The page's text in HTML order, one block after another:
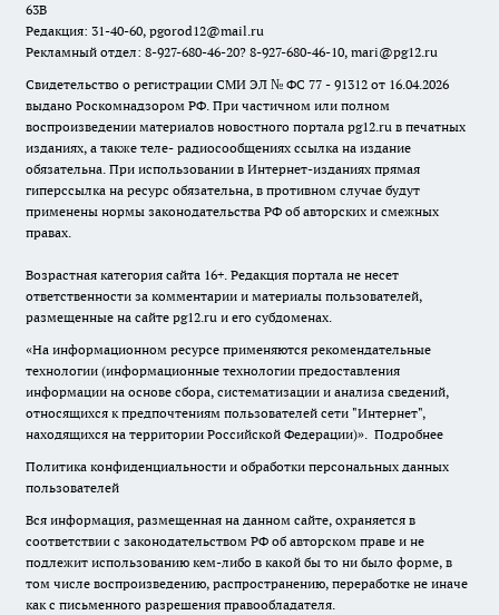
63В
Редакция: 31-40-60, pgorod12@mail.ru
Рекламный отдел: 8-927-680-46-20? 8-927-680-46-10, mari@pg12.ru
Свидетельство о регистрации СМИ ЭЛ № ФС 77 - 91312 от 16.04.2026
выдано Роскомнадзором РФ. При частичном или полном
воспроизведении материалов новостного портала pg12.ru в печатных
изданиях, а также теле- радиосообщениях ссылка на издание
обязательна. При использовании в Интернет-изданиях прямая
гиперссылка на ресурс обязательна, в противном случае будут
применены нормы законодательства РФ об авторских и смежных
правах.
Возрастная категория сайта 16+. Редакция портала не несет
ответственности за комментарии и материалы пользователей,
размещенные на сайте pg12.ru и его субдоменах.
«На информационном ресурсе применяются рекомендательные
технологии (информационные технологии предоставления
информации на основе сбора, систематизации и анализа сведений,
относящихся к предпочтениям пользователей сети "Интернет",
находящихся на территории Российской Федерации)». Подробнее
Политика конфиденциальности и обработки персональных данных
пользователей
Вся информация, размещенная на данном сайте, охраняется в
соответствии с законодательством РФ об авторском праве и не
подлежит использованию кем-либо в какой бы то ни было форме, в
том числе воспроизведению, распространению, переработке не иначе
как с письменного разрешения правообладателя.